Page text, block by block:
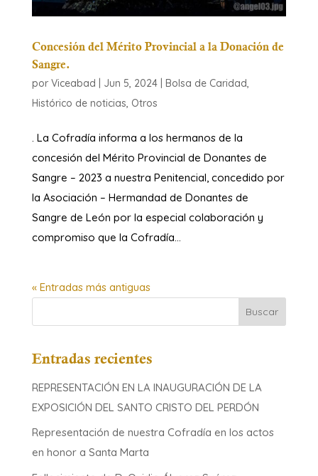
Concesión del Mérito Provincial a la Donación de
Sangre.
por Viceabad Jun 5, 2024| Bolsa de Caridad
Histórico de noticias Otros
. La Cofradía informa a los hermanos de la
concesión del Mérito Provincial de Donantes de
Sangre – 2023 a nuestra Penitencial, concedido por
la Asociación – Hermandad de Donantes de
Sangre de León por la especial colaboración y
compromiso que la Cofradía...
« Entradas más antiguas
Entradas recientes
REPRESENTACIÓN EN LA INAUGURACIÓN DE LA
EXPOSICIÓN DEL SANTO CRISTO DEL PERDÓN
Representación de nuestra Cofradía en los actos
en honor a Santa Marta